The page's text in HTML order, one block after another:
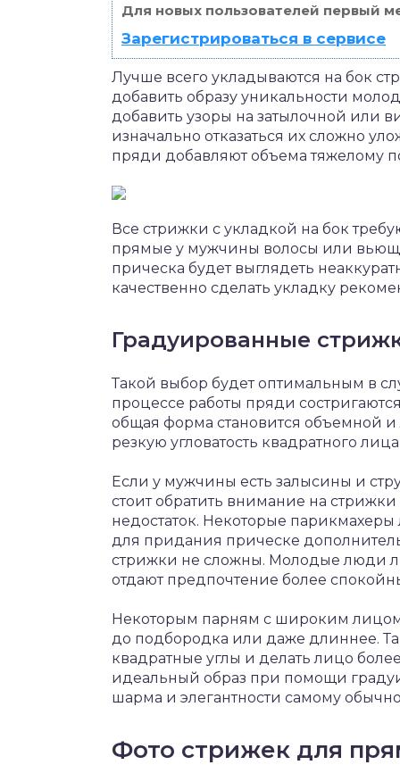
Для новых пользователей первый
Зарегистрироваться в сервисе
Лучше всего укладываются на бок
добавить образу уникальности
добавить узоры на затылочной или
изначально отказаться их сложно
пряди добавляют объема тяжелому
Все стрижки с укладкой на бок
прямые у мужчины волосы или
прическа будет выглядеть
качественно сделать укладку
Градуированные
Такой выбор будет оптимальным в
процессе работы пряди
общая форма становится объемной
резкую угловатость квадратного
Если у мужчины есть залысины и
стоит обратить внимание на
недостаток. Некоторые
для придания прическе
стрижки не сложны. Молодые люди
отдают предпочтение более
Некоторым парням с широким
до подбородка или даже длиннее.
квадратные углы и делать лицо
идеальный образ при помощи
шарма и элегантности самому
Фото стрижек для